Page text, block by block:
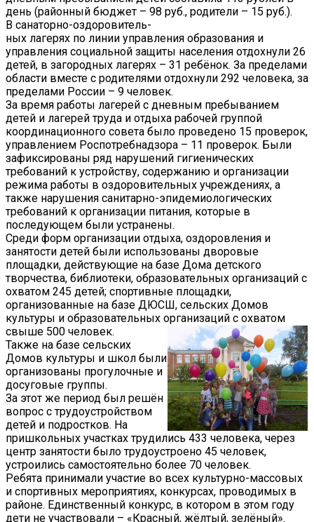
день (районный бюджет – 98 руб., родители – 15 руб.).
В санаторно-оздоровитель-
ных лагерях по линии управления образования и
управления социальной защиты населения отдохнули 26
детей, в загородных лагерях – 31 ребёнок. За пределами
области вместе с родителями отдохнули 292 человека, за
пределами России – 9 человек.
За время работы лагерей с дневным пребыванием
детей и лагерей труда и отдыха рабочей группой
координационного совета было проведено 15 проверок,
управлением Роспотребнадзора – 11 проверок. Были
зафиксированы ряд нарушений гигиенических
требований к устройству, содержанию и организации
режима работы в оздоровительных учреждениях, а
также нарушения санитарно-эпидемиологических
требований к организации питания, которые в
последующем были устранены.
Среди форм организации отдыха, оздоровления и
занятости детей были использованы дворовые
площадки, действующие на базе Дома детского
творчества, библиотеки, образовательных организаций с
охватом 245 детей; спортивные площадки,
организованные на базе ДЮСШ, сельских Домов
культуры и образовательных организаций с охватом
свыше 500 человек.
Также на базе сельских
Домов культуры и школ были
организованы прогулочные и
досуговые группы.
За этот же период был решён
вопрос с трудоустройством
детей и подростков. На
пришкольных участках трудились 433 человека, через
центр занятости было трудоустроено 45 человек,
устроились самостоятельно более 70 человек.
Ребята принимали участие во всех культурно-массовых
и спортивных мероприятиях, конкурсах, проводимых в
районе. Единственный конкурс, в котором в этом году
дети не участвовали – «Красный, жёлтый, зелёный».